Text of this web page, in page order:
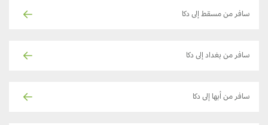
سافر من مسقط إلى دكا
سافر من بغداد إلى دكا
سافر من أبها إلى دكا